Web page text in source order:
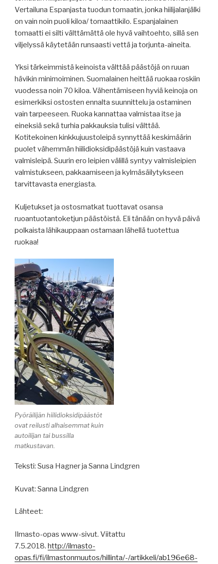
Vertailuna Espanjasta tuodun tomaatin, jonka hiilijalanjälki
on vain noin puoli kiloa/ tomaattikilo. Espanjalainen
tomaatti ei silti välttämättä ole hyvä vaihtoehto, sillä sen
viljelyssä käytetään runsaasti vettä ja torjunta-aineita.
Yksi tärkeimmistä keinoista välttää päästöjä on ruuan
hävikin minimoiminen. Suomalainen heittää ruokaa roskiin
vuodessa noin 70 kiloa. Vähentämiseen hyviä keinoja on
esimerkiksi ostosten ennalta suunnittelu ja ostaminen
vain tarpeeseen. Ruoka kannattaa valmistaa itse ja
eineksiä sekä turhia pakkauksia tulisi välttää.
Kotitekoinen kinkkujuustoleipä synnyttää keskimäärin
puolet vähemmän hiilidioksidipäästöjä kuin vastaava
valmisleipä. Suurin ero leipien välillä syntyy valmisleipien
valmistukseen, pakkaamiseen ja kylmäsäilytykseen
tarvittavasta energiasta.
Kuljetukset ja ostosmatkat tuottavat osansa
ruoantuotantoketjun päästöistä. Eli tänään on hyvä päivä
polkaista lähikauppaan ostamaan lähellä tuotettua
ruokaa!
Pyöräilijän hiilidioksidipäästöt
ovat reilusti alhaisemmat kuin
autoilijan tai bussilla
matkustavan.
Teksti: Susa Hagner ja Sanna Lindgren
Kuvat: Sanna Lindgren
Lähteet:
Ilmasto-opas www-sivut. Viitattu
7.5.2018. http://ilmasto-
opas.fi/fi/ilmastonmuutos/hillinta/-/artikkeli/ab196e68-